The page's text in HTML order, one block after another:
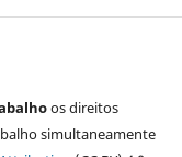
os direitos
simultaneamente